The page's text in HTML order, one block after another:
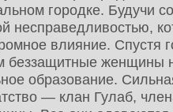
городке. Будучи
несправедливостью,
влияние. Спустя
беззащитные женщины
образование.
— клан Гулаб,